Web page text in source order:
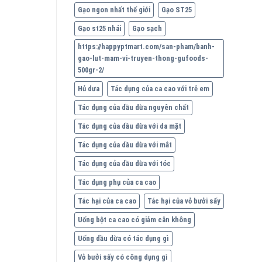
Gạo ngon nhất thế giới Gạo ST25
Gạo st25 nhái Gạo sạch
https://happyptmart.com/san-pham/banh-
gao-lut-mam-vi-truyen-thong-gufoods-
500gr-2/
Hủ dưa Tác dụng của ca cao với trẻ em
Tác dụng của dầu dừa nguyên chất
Tác dụng của dầu dừa với da mặt
Tác dụng của dầu dừa với mắt
Tác dụng của dầu dừa với tóc
Tác dụng phụ của ca cao
Tác hại của ca cao Tác hại của vỏ bưởi sấy
Uống bột ca cao có giảm cân không
Uống dầu dừa có tác dụng gì
Vỏ bưởi sấy có công dụng gì